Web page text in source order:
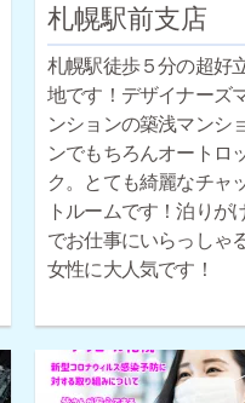
札幌駅前支店
札幌駅徒歩５分の超好
地です！デザイナーズ
ンションの築浅マンシ
ンでもちろんオートロ
ク。とても綺麗なチャ
トルームです！泊りが
でお仕事にいらっしゃ
女性に大人気です！